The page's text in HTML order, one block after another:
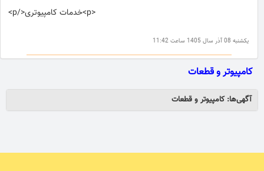
یکشنبه 08 آذر سال 1405 ساعت 11:42
<p>خدمات کامپیوتری</p>
کامپیوتر و قطعات
آگهی‌ها: کامپیوتر و قطعات